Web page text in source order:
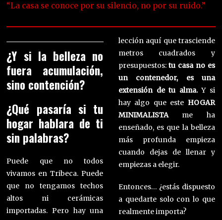
“La casa se conoce por su silencio, no por su ruido.”
¿Y si la belleza no
fuera acumulación,
sino contención?
¿Qué pasaría si tu
hogar hablara de ti
sin palabras?
Puede que no todos
vivamos en Tribeca. Puede
que no tengamos techos
altos ni cerámicas
importadas. Pero hay una
lección aquí que trasciende
metros cuadrados y
presupuestos: tu casa no es
un contenedor, es una
extensión de tu alma.Y si
hay algo que este HOGAR
MINIMALISTAme ha
enseñado, es que la belleza
más profunda empieza
cuando dejas de llenar y
empiezas a elegir.
Entonces… ¿estás dispuesto
a quedarte solo con lo que
realmente importa?